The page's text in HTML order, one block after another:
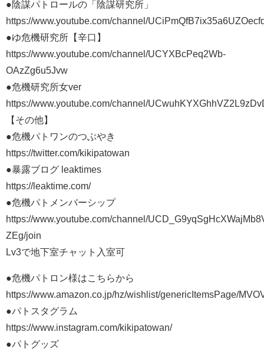
●陰謀パトロールの「陰謀研究所」
https://www.youtube.com/channel/
●ゆ危機研究所【辛口】
https://www.youtube.com/channel/UCYXBcPeq2Wb-
OAzZg6u5Jvw
●危機研究所女ver
https://www.youtube.com/channel/
【その他】
●危機パトワンのつぶやき
https://twitter.com/kikipatowan​
●暴露ブログ leaktimes
https://leaktime.com/
●危機パトメンバーシップ
https://www.youtube.com/channel/
ZEg/join
Lv3で地下室チャット入室可
●危機パトロン様はこちらから
https://www.amazon.co.jp/hz/wishlist/genericItemsPage/
●パトスタグラム
https://www.instagram.com/kikipatowan/
●パトグッズ